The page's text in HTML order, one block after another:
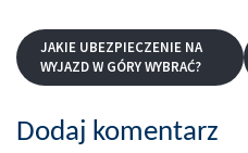
JAKIE UBEZPIECZENIE NA
WYJAZD W GÓRY WYBRAĆ?
Dodaj komentarz